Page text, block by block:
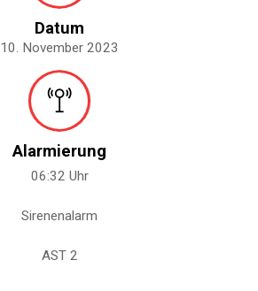
Datum
10. November 2023
Alarmierung
06:32 Uhr
Sirenenalarm
AST 2